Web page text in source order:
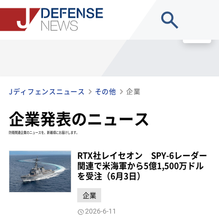
Jディフェンスニュース その他 企業
企業発表のニュース
防衛関連企業のニュースを、新着順にお届けします。
RTX社レイセオン SPY-6レーダー
関連で米海軍から5億1,500万ドル
を受注（6月3日）
企業
2026-6-11